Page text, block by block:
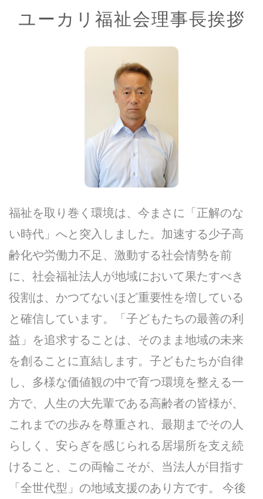
ユーカリ福祉会理事長挨拶
福祉を取り巻く環境は、今まさに「正解のな
い時代」へと突入しました。加速する少子高
齢化や労働力不足、激動する社会情勢を前
に、社会福祉法人が地域において果たすべき
役割は、かつてないほど重要性を増している
と確信しています。「子どもたちの最善の利
益」を追求することは、そのまま地域の未来
を創ることに直結します。子どもたちが自律
し、多様な価値観の中で育つ環境を整える一
方で、人生の大先輩である高齢者の皆様が、
これまでの歩みを尊重され、最期までその人
らしく、安らぎを感じられる居場所を支え続
けること、この両輪こそが、当法人が目指す
「全世代型」の地域支援のあり方です。 今後